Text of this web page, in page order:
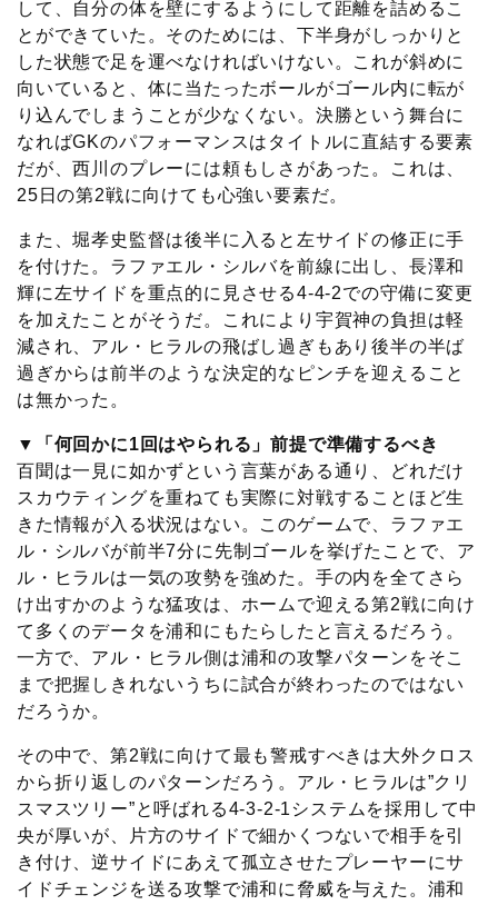
して、自分の体を壁にするようにして距離を詰めるこ
とができていた。そのためには、下半身がしっかりと
した状態で足を運べなければいけない。これが斜めに
向いていると、体に当たったボールがゴール内に転が
り込んでしまうことが少なくない。決勝という舞台に
なればGKのパフォーマンスはタイトルに直結する要素
だが、西川のプレーには頼もしさがあった。これは、
25日の第2戦に向けても心強い要素だ。
また、堀孝史監督は後半に入ると左サイドの修正に手
を付けた。ラファエル・シルバを前線に出し、長澤和
輝に左サイドを重点的に見させる4-4-2での守備に変更
を加えたことがそうだ。これにより宇賀神の負担は軽
減され、アル・ヒラルの飛ばし過ぎもあり後半の半ば
過ぎからは前半のような決定的なピンチを迎えること
は無かった。
▼「何回かに1回はやられる」前提で準備するべき
百聞は一見に如かずという言葉がある通り、どれだけ
スカウティングを重ねても実際に対戦することほど生
きた情報が入る状況はない。このゲームで、ラファエ
ル・シルバが前半7分に先制ゴールを挙げたことで、ア
ル・ヒラルは一気の攻勢を強めた。手の内を全てさら
け出すかのような猛攻は、ホームで迎える第2戦に向け
て多くのデータを浦和にもたらしたと言えるだろう。
一方で、アル・ヒラル側は浦和の攻撃パターンをそこ
まで把握しきれないうちに試合が終わったのではない
だろうか。
その中で、第2戦に向けて最も警戒すべきは大外クロス
から折り返しのパターンだろう。アル・ヒラルは”クリ
スマスツリー”と呼ばれる4-3-2-1システムを採用して中
央が厚いが、片方のサイドで細かくつないで相手を引
き付け、逆サイドにあえて孤立させたプレーヤーにサ
イドチェンジを送る攻撃で浦和に脅威を与えた。浦和